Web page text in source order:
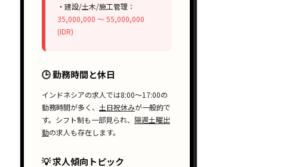
・建設/土木/施工管理：
35,000,000 〜 55,000,000
(IDR)
🕒 勤務時間と休日
インドネシアの求人では8:00〜17:00の
勤務時間が多く、 土日祝休みが一般的で
す。 シフト制も一部見られ、 隔週土曜出
勤の求人も存在します。
💡 求人傾向トピック